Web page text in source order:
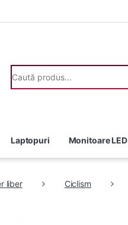
Search for:
Laptopuri Monitoare LED
liber Ciclism